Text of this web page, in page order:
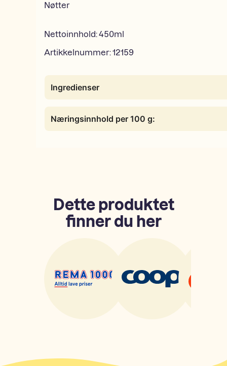
Nøtter
Nettoinnhold:450ml
Artikkelnummer:12159
Ingredienser
Næringsinnhold per 100 g:
Dette produktet
finner du her